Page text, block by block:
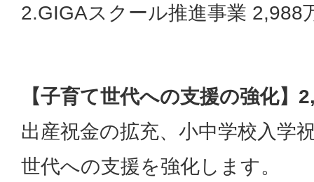
2.GIGAスクール推進事業 2,988
【子育て世代への支援の強化】
出産祝金の拡充、小中学校入学
世代への支援を強化します。